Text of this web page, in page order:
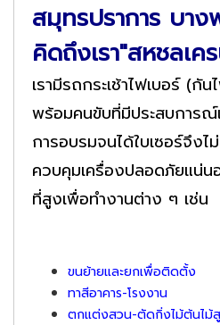
สมุทรปราการ บา
คิดถึงเรา"สหชลเค
เรามีรถกระเช้าไฟเบอร์ (กั
พร้อมคนขับที่มีประสบการ
การอบรมจนได้ใบเซอร์จึง
ควบคุมเครื่องปลอดภัยแน่น
ที่สูงเพื่อทำงานต่าง ๆ เช่น
ขนย้ายและยกเพื่อติดตั้ง
ทาสีอาคาร-โรงงาน
ตกแต่งสวน-ตัดกิ่งไม้ต้นไม้